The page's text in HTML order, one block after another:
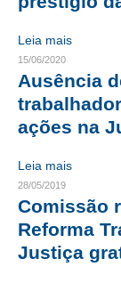
CONTRIBUIÇÕES
CONTRIBUIÇÃO
CONTRIBUIÇÃO
CONTRIBUIÇÃO
REVISÃO DE
FGTS EXPURGOS
Leia mais
15/06/2020
Ausência
ações na
Leia mais
28/05/2019
Comissão
Reforma
Justiça